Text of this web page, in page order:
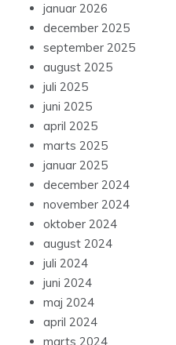
januar 2026
december 2025
september 2025
august 2025
juli 2025
juni 2025
april 2025
marts 2025
januar 2025
december 2024
november 2024
oktober 2024
august 2024
juli 2024
juni 2024
maj 2024
april 2024
marts 2024